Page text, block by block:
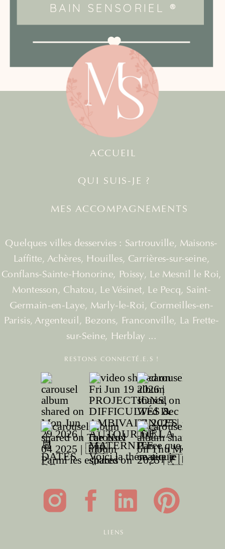
BAIN SENSORIEL ®
MES ACCOMPAGNEMENTS
QUI SUIS-JE ?
ACCUEIL
RESTONS CONNECTÉ.E.S !
LIENS
Quelques villes desservies : Sartrouville, Maisons-
Laffitte, Achères, Houilles, Carrières-sur-seine,
Conflans-Sainte-Honorine, Poissy, Le Mesnil le Roi,
Montesson, Chatou, Le Vésinet, Le Pecq, Saint-
Germain-en-Laye, Marly-le-Roi, Cormeilles-en-
Parisis, Argenteuil, Bezons, Franconville, La Frette-
sur-Seine, Herblay ...